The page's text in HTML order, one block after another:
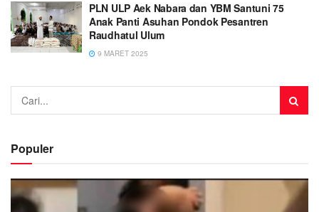
PLN ULP Aek Nabara dan YBM Santuni 75
Anak Panti Asuhan Pondok Pesantren
Raudhatul Ulum
9 MARET 2025
Populer